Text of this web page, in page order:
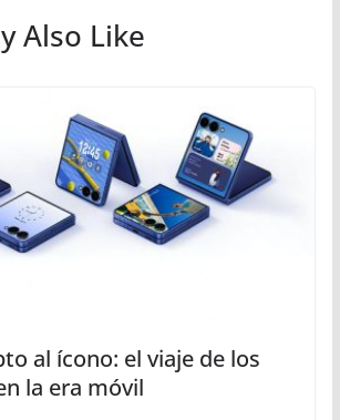
Also Like
al ícono: el viaje de los
la era móvil